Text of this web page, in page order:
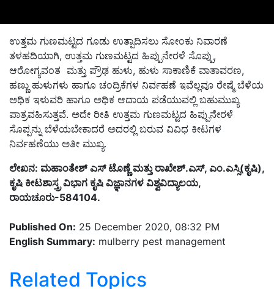
ಉತ್ತಮ ಗುಣಮಟ್ಟದ ಗೂಡು ಉತ್ಪಾದಿಸಲು ಸೋಂಕು ನಿವಾರಣೆ
ತಳಹದಿಯಾಗಿ, ಉತ್ತಮ ಗುಣಮಟ್ಟದ ಹಿಪ್ಪುನೇರಳೆ ಸೊಪ್ಪು,
ಆರೋಗ್ಯವಂತ ಮತ್ತು ಪ್ರೌಢ ಹುಳು, ಹುಳು ಸಾಕಾಣಿಕೆ ವಾತಾವರಣ,
ಹಣ್ಣು ಹುಳುಗಳು ಹಾಗೂ ಚಂದ್ರಿಕೆಗಳ ನಿರ್ವಹಣೆ ಇವೆಲ್ಲವೂ ರೇಷ್ಮೆ ಬೆಳೆಯ
ಅಧಿಕ ಇಳುವರಿ ಹಾಗೂ ಅಧಿಕ ಆದಾಯ ಪಡೆಯುವಲ್ಲಿ ಬಹುಮುಖ್ಯ
ಪಾತ್ರವಹಿಸುತ್ತವೆ. ಅದೇ ರೀತಿ ಉತ್ತಮ ಗುಣಮಟ್ಟದ ಹಿಪ್ಪುನೇರಳೆ
ಸೊಪ್ಪನ್ನು ಬೆಳೆಯಬೇಕಾದರೆ ಅದರಲ್ಲಿ ಬರುವ ವಿವಿಧ ಕೀಟಗಳ
ನಿರ್ವಹಣೆಯು ಅತೀ ಮುಖ್ಯ.
ಲೇಖನ: ಮಹಾಂತೇಶ್ ಎಸ್ ಟೊಣ್ಣೆ ಮತ್ತು ರಾಖೇಶ್.ಎಸ್, ಎಂ.ಎಸ್ಸಿ(ಕೃಷಿ),
ಕೃಷಿ ಕೀಟಶಾಸ್ತ್ರ ವಿಭಾಗ ಕೃಷಿ ವಿಜ್ಞಾನಗಳ ವಿಶ್ವವಿದ್ಯಾಲಯ,
ರಾಯಚೂರು-584104.
Published On: 25 December 2020, 08:32 PM
English Summary: mulberry pest management
Related Topics